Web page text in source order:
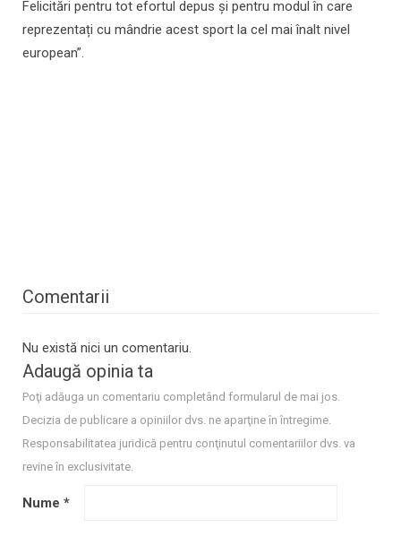
Felicitări pentru tot efortul depus și pentru modul în care
reprezentați cu mândrie acest sport la cel mai înalt nivel
european”.
Comentarii
Nu există nici un comentariu.
Adaugă opinia ta
Poţi adăuga un comentariu completând formularul de mai jos.
Decizia de publicare a opiniilor dvs. ne aparţine în întregime.
Responsabilitatea juridică pentru conţinutul comentariilor dvs. va
revine în exclusivitate.
Nume *